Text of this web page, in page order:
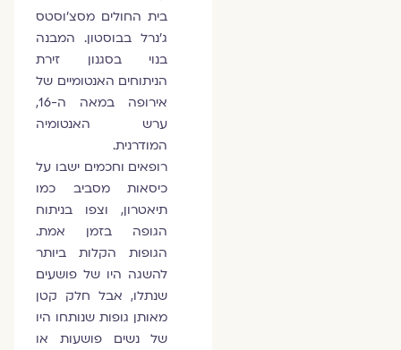
בית החולים מסצ'וסטס
ג'נרל בבוסטון. המבנה
בנוי בסגנון זירת
הניתוחים האנטומיים של
אירופה במאה ה-16,
ערש האנטומיה
המודרנית.
רופאים וחכמים ישבו על
כיסאות מסביב כמו
תיאטרון, וצפו בניתוח
הגופה בזמן אמת.
הגופות הקלות ביותר
להשגה היו של פושעים
שנתלו, אבל חלק קטן
מאותן גופות שנותחו היו
של נשים פושעות או